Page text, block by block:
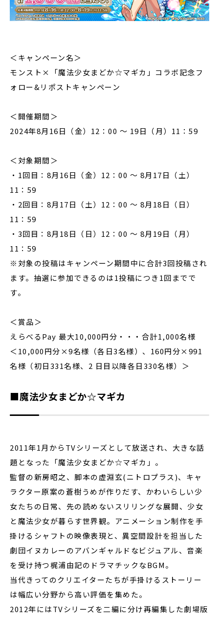
＜キャンペーン名＞
モンスト×「魔法少女まどか☆マギカ」コラボ記念フ
ォロー&リポストキャンペーン
＜開催期間＞
2024年8月16日（金）12：00 〜 19日（月）11：59
＜対象期間＞
・1回目：8月16日（金）12：00 〜 8月17日（土）
11：59
・2回目：8月17日（土）12：00 〜 8月18日（日）
11：59
・3回目：8月18日（日）12：00 〜 8月19日（月）
11：59
※対象の投稿はキャンペーン期間中に合計3回投稿され
ます。抽選に参加できるのは1投稿につき1回までで
す。
＜賞品＞
えらべるPay 最大10,000円分・・・合計1,000名様
＜10,000円分×9名様（各日3名様）、160円分×991
名様（初日331名様、2 日目以降各日330名様）＞
■魔法少女まどか☆マギカ
2011年1月からTVシリーズとして放送され、大きな話
題となった「魔法少女まどか☆マギカ」。
監督の新房昭之、脚本の虚淵玄(ニトロプラス)、キャ
ラクター原案の蒼樹うめが作りだす、かわいらしい少
女たちの日常、先の読めないスリリングな展開、少女
と魔法少女が暮らす世界観。アニメーション制作を手
掛けるシャフトの映像表現と、異空間設計を担当した
劇団イヌカレーのアバンギャルドなビジュアル、音楽
を受け持つ梶浦由記のドラマチックなBGM。
当代きってのクリエイターたちが手掛けるストーリー
は幅広い分野から高い評価を集めた。
2012年にはTVシリーズを二編に分け再編集した劇場版